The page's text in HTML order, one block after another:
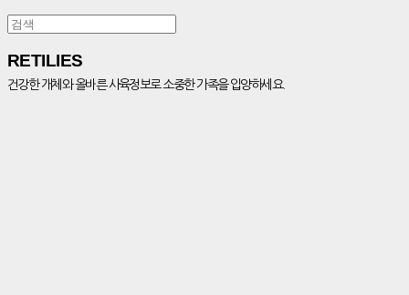
RETILIES
건강한 개체와 올바른 사육정보로 소중한 가족을 입양하세요.